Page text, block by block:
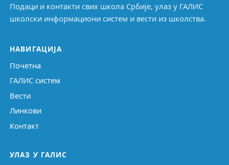
Подаци и контакти свих школа Србије, улаз у ГАЛИС
школски информациони систем и вести из школства.
НАВИГАЦИЈА
Почетна
ГАЛИС систем
Вести
Линкови
Контакт
УЛАЗ У ГАЛИС